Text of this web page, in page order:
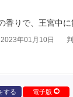
りで、王宮中に
年01月10日
する 電子版